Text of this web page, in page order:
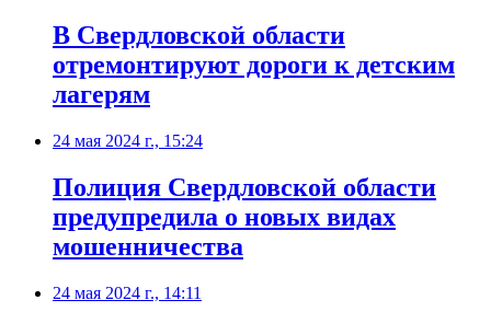
В Свердловской области
отремонтируют дороги к детским
лагерям
24 мая 2024 г., 15:24
Полиция Свердловской области
предупредила о новых видах
мошенничества
24 мая 2024 г., 14:11